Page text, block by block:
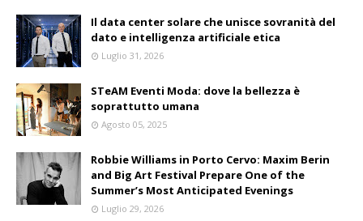
Il data center solare che unisce sovranità del
dato e intelligenza artificiale etica
Luglio 31, 2026
STeAM Eventi Moda: dove la bellezza è
soprattutto umana
Agosto 05, 2025
Robbie Williams in Porto Cervo: Maxim Berin
and Big Art Festival Prepare One of the
Summer’s Most Anticipated Evenings
Luglio 29, 2026